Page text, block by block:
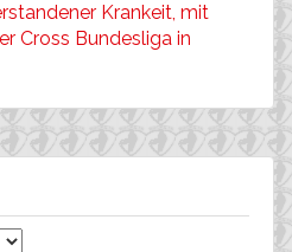
Krankeit, mit
Cross Bundesliga in